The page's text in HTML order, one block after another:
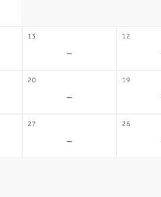
12
13
-
19
20
-
26
27
-